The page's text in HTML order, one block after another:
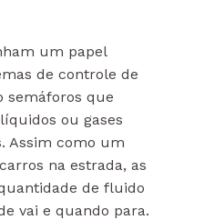
um papel
de controle de
semáforos que
ou gases
Assim como um
na estrada, as
de fluido
vai e quando para.